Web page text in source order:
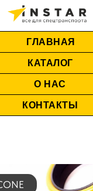
ГЛАВНАЯ
КАТАЛОГ
О НАС
КОНТАКТЫ